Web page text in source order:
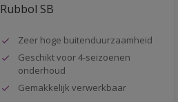
Rubbol SB
Zeer hoge buitenduurzaamheid
Geschikt voor 4-seizoenen
onderhoud
Gemakkelijk verwerkbaar